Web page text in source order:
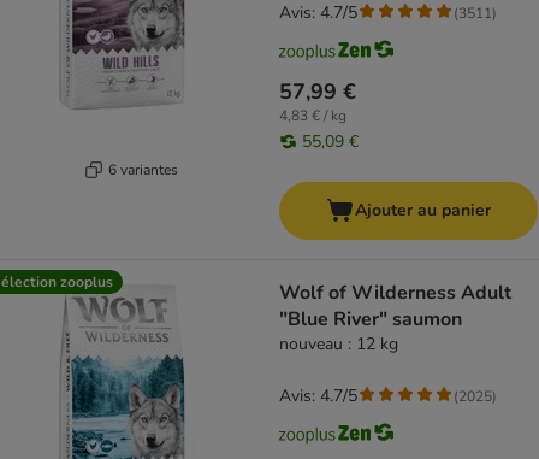
6 variantes
57,99 €
4,83 € / kg
55,09 €
Avis: 4.7/5 (3511)
Ajouter au panier
zooplus
Wolf of Wilderness Adult
"Blue River" saumon
nouveau : 12 kg
Avis: 4.7/5 (2025)